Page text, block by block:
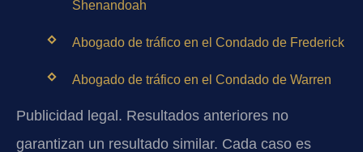
Shenandoah
Abogado de tráfico en el Condado de Frederick
Abogado de tráfico en el Condado de Warren
Publicidad legal. Resultados anteriores no
garantizan un resultado similar. Cada caso es